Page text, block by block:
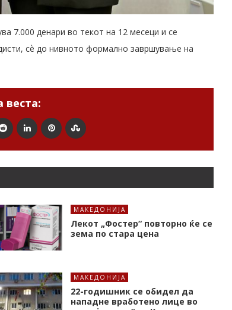
7.000 денари во текот на 12 месеци и се
сѐ до нивното формално завршување на
веста:
МАКЕДОНИЈА
Лекот „Фостер“ повторно ќе се
зема по стара цена
МАКЕДОНИЈА
22-годишник се обидел да
нападне вработено лице во